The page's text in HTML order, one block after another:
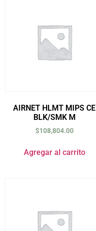
AIRNET HLMT MIPS CE
BLK/SMK M
$108,804.00
Agregar al carrito